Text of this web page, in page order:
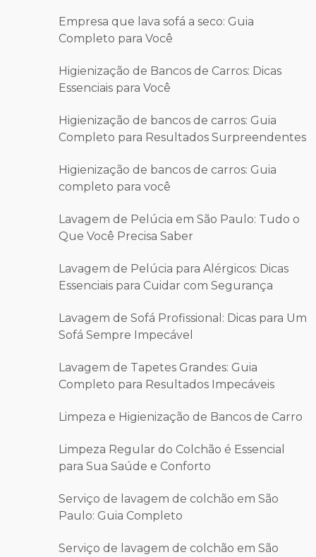
Empresa que lava sofá a seco: Guia
Completo para Você
Higienização de Bancos de Carros: Dicas
Essenciais para Você
Higienização de bancos de carros: Guia
Completo para Resultados Surpreendentes
Higienização de bancos de carros: Guia
completo para você
Lavagem de Pelúcia em São Paulo: Tudo o
Que Você Precisa Saber
Lavagem de Pelúcia para Alérgicos: Dicas
Essenciais para Cuidar com Segurança
Lavagem de Sofá Profissional: Dicas para Um
Sofá Sempre Impecável
Lavagem de Tapetes Grandes: Guia
Completo para Resultados Impecáveis
Limpeza e Higienização de Bancos de Carro
Limpeza Regular do Colchão é Essencial
para Sua Saúde e Conforto
Serviço de lavagem de colchão em São
Paulo: Guia Completo
Serviço de lavagem de colchão em São